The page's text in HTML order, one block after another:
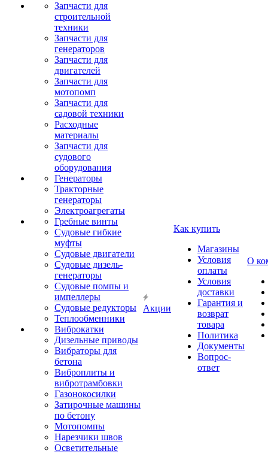
Запчасти для
строительной
техники
Запчасти для
генераторов
Запчасти для
двигателей
Запчасти для
мотопомп
Запчасти для
садовой техники
Расходные
материалы
Запчасти для
судового
оборудования
Генераторы
Тракторные
генераторы
Электроагрегаты
Гребные винты
Судовые гибкие
муфты
Судовые двигатели
Судовые дизель-
генераторы
Судовые помпы и
импеллеры
Судовые редукторы
Теплообменники
Виброкатки
Дизельные приводы
Вибраторы для
бетона
Виброплиты и
вибротрамбовки
Газонокосилки
Затирочные машины
по бетону
Мотопомпы
Нарезчики швов
Осветительные
Акции
Как купить
Магазины
Условия
оплаты
Условия
доставки
Гарантия и
возврат
товара
Политика
Документы
Вопрос-
ответ
О